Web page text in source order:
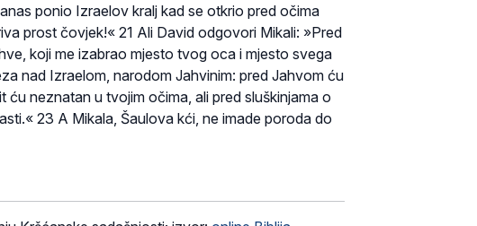
ponio Izraelov kralj kad se otkrio pred očima
prost čovjek!« 21 Ali David odgovori Mikali: »Pred
koji me izabrao mjesto tvog oca i mjesto svega
nad Izraelom, narodom Jahvinim: pred Jahvom ću
ću neznatan u tvojim očima, ali pred sluškinjama o
23 A Mikala, Šaulova kći, ne imade poroda do